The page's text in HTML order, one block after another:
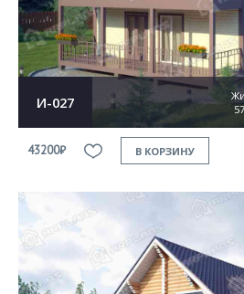
И-027
43200₽ В КОРЗИНУ